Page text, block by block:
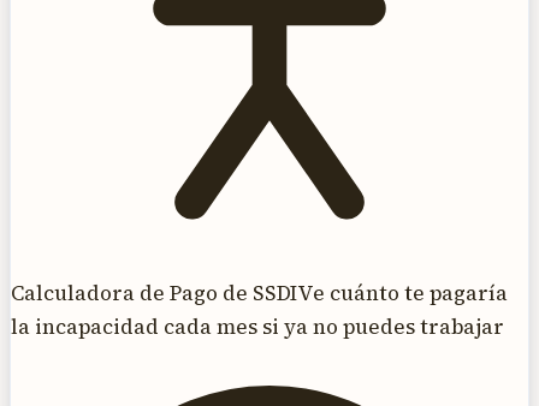
Calculadora de Pago de SSDIVe cuánto te pagaría
la incapacidad cada mes si ya no puedes trabajar